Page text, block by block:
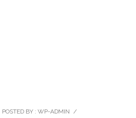
POSTED BY : WP-ADMIN /